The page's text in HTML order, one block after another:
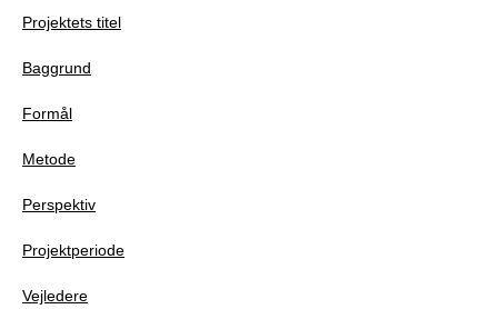
Projektets titel
Baggrund
Formål
Metode
Perspektiv
Projektperiode
Vejledere